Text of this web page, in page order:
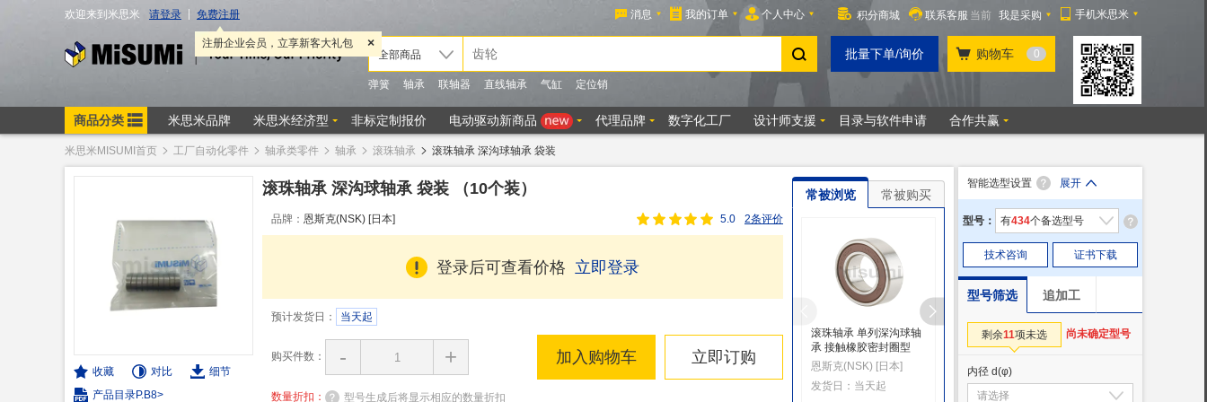
米思米MISUMI首页 工厂自动化零件 轴承类零件 轴承 滚珠轴承 滚珠轴承 深沟球轴承 袋装
收藏 对比
细节
产品目录P.B8>
滚珠轴承 深沟球轴承 袋装 （10个装）
品牌： 恩斯克(NSK) [日本] 5.0 2条评价
登录后可查看价格 立即登录
预计发货日： 当天起
购买件数： - +
数量折扣： 型号生成后将显示相应的数量折扣
加入购物车 立即订购
常被浏览 常被购买
滚珠轴承 单列深沟球轴
承 接触橡胶密封圈型
恩斯克(NSK) [日本]
发货日：当天起
滚珠轴承 深沟型(单列)
恩梯恩(NTN) [日本]
发货日：6天
滚珠轴承 单列深沟球
发货日：6天起
智能选型设置 展开
型号： 有434个备选型号
技术咨询 证书下载
型号筛选 追加工
剩余11项未选 尚未确定型号
内径 d(φ)